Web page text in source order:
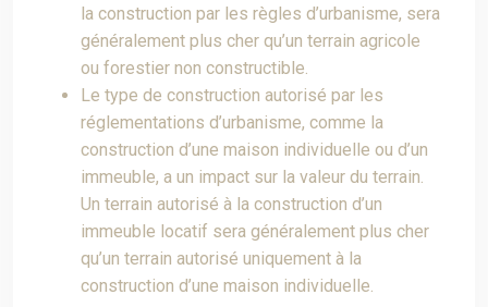
la construction par les règles d’urbanisme, sera
généralement plus cher qu’un terrain agricole
ou forestier non constructible.
Le type de construction autorisé par les
réglementations d’urbanisme, comme la
construction d’une maison individuelle ou d’un
immeuble, a un impact sur la valeur du terrain.
Un terrain autorisé à la construction d’un
immeuble locatif sera généralement plus cher
qu’un terrain autorisé uniquement à la
construction d’une maison individuelle.